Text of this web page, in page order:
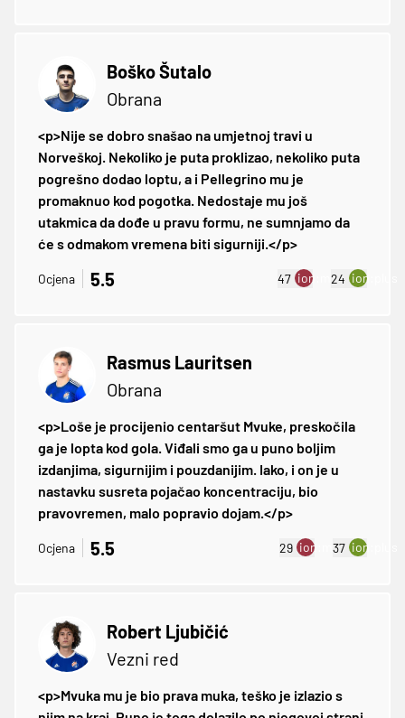
Boško Šutalo
Obrana
<p>Nije se dobro snašao na umjetnoj travi u
Norveškoj. Nekoliko je puta proklizao, nekoliko puta
pogrešno dodao loptu, a i Pellegrino mu je
promaknuo kod pogotka. Nedostaje mu još
utakmica da dođe u pravu formu, ne sumnjamo da
će s odmakom vremena biti sigurniji.</p>
Ocjena 5.5 47 ion:minus
24 ion:plus
Rasmus Lauritsen
Obrana
<p>Loše je procijenio centaršut Mvuke, preskočila
ga je lopta kod gola. Viđali smo ga u puno boljim
izdanjima, sigurnijim i pouzdanijim. Iako, i on je u
nastavku susreta pojačao koncentraciju, bio
pravovremen, malo popravio dojam.</p>
Ocjena 5.5 29 ion:minus
37 ion:plus
Robert Ljubičić
Vezni red
<p>Mvuka mu je bio prava muka, teško je izlazio s